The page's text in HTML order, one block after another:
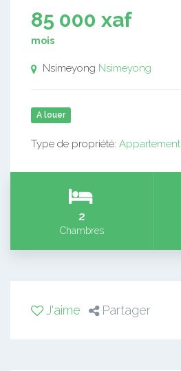
85 000 xaf
mois
Nsimeyong Nsimeyong
A louer
Type de propriété: Appartement
2
Chambres
J'aime Partager